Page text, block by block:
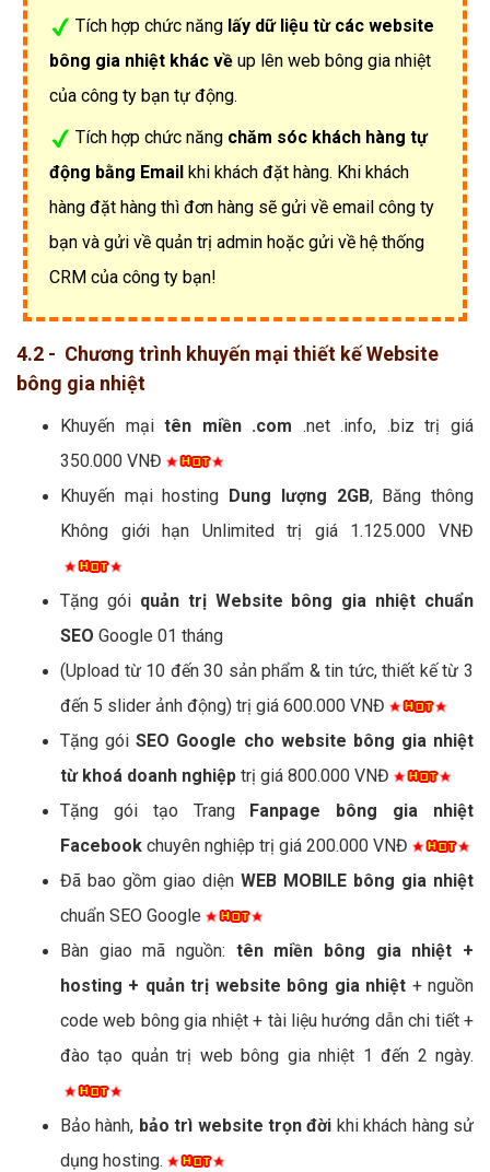
Tích hợp chức năng lấy dữ liệu từ các website
bông gia nhiệt khác về up lên web bông gia nhiệt
của công ty bạn tự động.
Tích hợp chức năng chăm sóc khách hàng tự
động bằng Email khi khách đặt hàng. Khi khách
hàng đặt hàng thì đơn hàng sẽ gửi về email công ty
bạn và gửi về quản trị admin hoặc gửi về hệ thống
CRM của công ty bạn!
4.2 - Chương trình khuyến mại thiết kế Website
bông gia nhiệt
Khuyến mạitên miền .com .net .info, .biz trị giá
350.000 VNĐ
Khuyến mại hosting Dung lượng 2GB, Băng thông
Không giới hạn Unlimited trị giá 1.125.000 VNĐ
Tặng gói quản trị Website bông gia nhiệt chuẩn
SEO Google 01 tháng
(Upload từ 10 đến 30 sản phẩm & tin tức, thiết kế từ 3
đến 5 slider ảnh động) trị giá 600.000 VNĐ
Tặng góiSEO Google cho website bông gia nhiệt
từ khoá doanh nghiệp trị giá 800.000 VNĐ
Tặng gói tạo Trang Fanpage bông gia nhiệt
Facebook chuyên nghiệp trị giá 200.000 VNĐ
Đã bao gồm giao diện WEB MOBILE bông gia nhiệt
chuẩn SEO Google
Bàn giao mã nguồn: tên miền bông gia nhiệt +
hosting + quản trị website bông gia nhiệt + nguồn
code web bông gia nhiệt + tài liệu hướng dẫn chi tiết +
đào tạo quản trị web bông gia nhiệt 1 đến 2 ngày.
Bảo hành, bảo trì website trọn đời khi khách hàng sử
dụng hosting.